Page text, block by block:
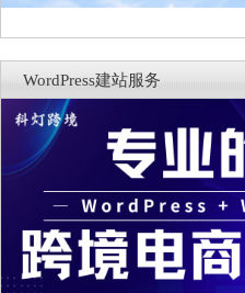
WordPress建站服务